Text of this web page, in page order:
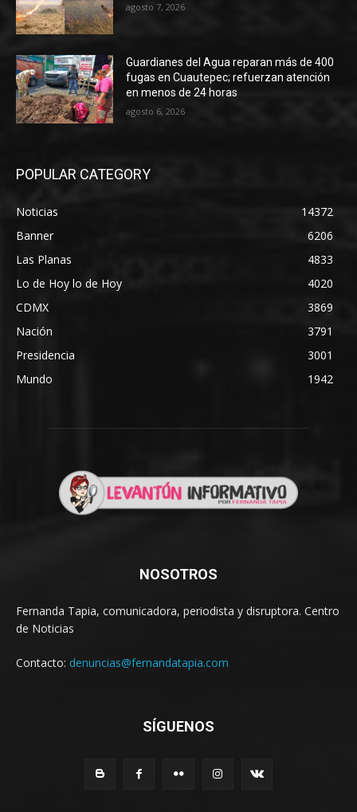
agosto 7, 2026
Guardianes del Agua reparan más de 400
fugas en Cuautepec; refuerzan atención
en menos de 24 horas
agosto 6, 2026
POPULAR CATEGORY
Noticias
14372
Banner
6206
Las Planas
4833
Lo de Hoy lo de Hoy
4020
CDMX
3869
Nación
3791
Presidencia
3001
Mundo
1942
NOSOTROS
Fernanda Tapia, comunicadora, periodista y disruptora. Centro
de Noticias
Contacto: denuncias@fernandatapia.com
SÍGUENOS